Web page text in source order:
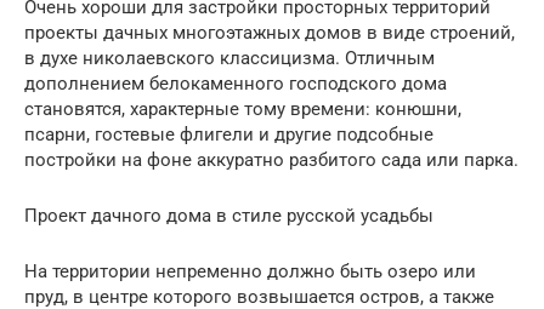
Очень хороши для застройки просторных территорий
проекты дачных многоэтажных домов в виде строений,
в духе николаевского классицизма. Отличным
дополнением белокаменного господского дома
становятся, характерные тому времени: конюшни,
псарни, гостевые флигели и другие подсобные
постройки на фоне аккуратно разбитого сада или парка.
Проект дачного дома в стиле русской усадьбы
На территории непременно должно быть озеро или
пруд, в центре которого возвышается остров, а также